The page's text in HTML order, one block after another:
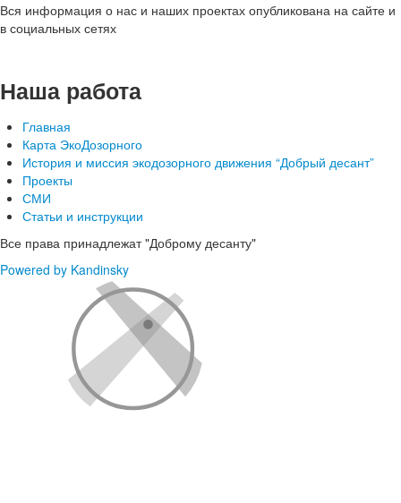
Вся информация о нас и наших проектах опубликована на сайте и
в социальных сетях
Наша работа
Главная
Карта ЭкоДозорного
История и миссия экодозорного движения “Добрый десант”
Проекты
СМИ
Статьи и инструкции
Все права принадлежат "Доброму десанту"
Powered by Kandinsky